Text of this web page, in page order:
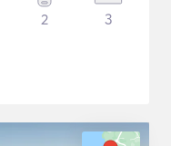
2 3